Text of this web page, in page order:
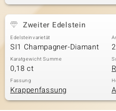
Zweiter Edelstein
Edelsteinvarietät
SI1 Champagner-Diamant
Karatgewicht Summe
0,18 ct
Fassung
Krappenfassung